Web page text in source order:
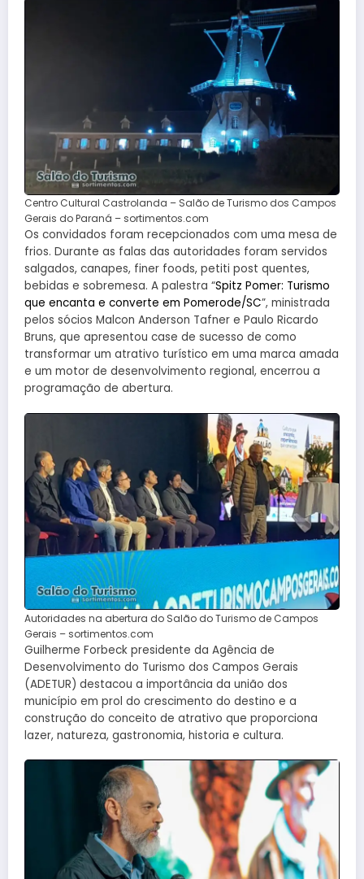
Centro Cultural Castrolanda – Salão de Turismo dos Campos
Gerais do Paraná – sortimentos.com
Os convidados foram recepcionados com uma mesa de
frios. Durante as falas das autoridades foram servidos
salgados, canapes, finer foods, petiti post quentes,
bebidas e sobremesa. A palestra “Spitz Pomer: Turismo
que encanta e converte em Pomerode/SC”, ministrada
pelos sócios Malcon Anderson Tafner e Paulo Ricardo
Bruns, que apresentou case de sucesso de como
transformar um atrativo turístico em uma marca amada
e um motor de desenvolvimento regional, encerrou a
programação de abertura.
Autoridades na abertura do Salão do Turismo de Campos
Gerais – sortimentos.com
Guilherme Forbeck presidente da Agência de
Desenvolvimento do Turismo dos Campos Gerais
(ADETUR) destacou a importância da união dos
município em prol do crescimento do destino e a
construção do conceito de atrativo que proporciona
lazer, natureza, gastronomia, historia e cultura.